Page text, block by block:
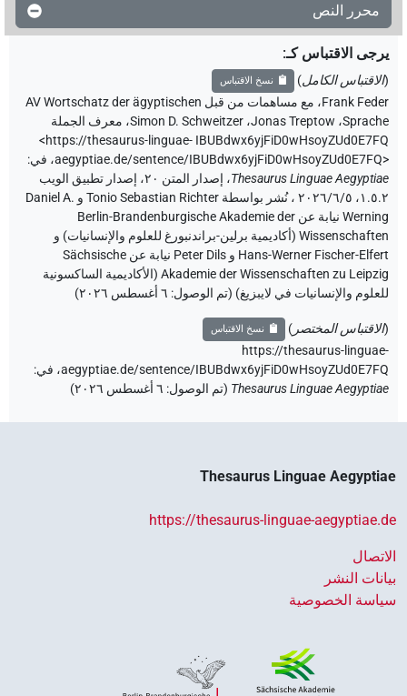
محرر النص
يرجى الاقتباس كـ:
(الاقتباس الكامل) نسخ الاقتباس
Frank Feder، مع مساهمات من قبل AV Wortschatz der ägyptischen
Sprache، Jonas Treptow، Simon D. Schweitzer، معرف الجملة
IBUBdwx6yjFiD0wHsoyZUd0E7FQ
<https://thesaurus-linguae-
aegyptiae.de/sentence/IBUBdwx6yjFiD0wHsoyZUd0E7FQ>، في:
Thesaurus Linguae Aegyptiae،
إصدار المتن ٢٠، إصدار تطبيق الويب
۱.٥.٢، ٢٠٢٦/٦/٥ ، نُشر بواسطة Tonio Sebastian Richter و Daniel A.
Werning نيابة عن Berlin-Brandenburgische Akademie der
Wissenschaften (أكاديمية برلين-براندنبورغ للعلوم والإنسانيات) و
Hans-Werner Fischer-Elfert و Peter Dils نيابة عن Sächsische
Akademie der Wissenschaften zu Leipzig (الأكاديمية الساكسونية
للعلوم والإنسانيات في لايبزيغ) (تم الوصول: ٦ أغسطس ٢٠٢٦ )
(الاقتباس المختصر ) نسخ الاقتباس
https://thesaurus-linguae-
aegyptiae.de/sentence/IBUBdwx6yjFiD0wHsoyZUd0E7FQ، في:
Thesaurus Linguae Aegyptiae
(تم الوصول: ٦ أغسطس ٢٠٢٦ )
Thesaurus Linguae Aegyptiae
https://thesaurus-linguae-aegyptiae.de
الاتصال
بيانات النشر
سياسة الخصوصية